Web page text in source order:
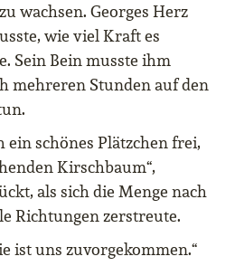
wachsen. Georges Herz
wie viel Kraft es
Sein Bein musste ihm
mehreren Stunden auf den
ein schönes Plätzchen frei,
Kirschbaum“,
als sich die Menge nach
Richtungen zerstreute.
ist uns zuvorgekommen.“